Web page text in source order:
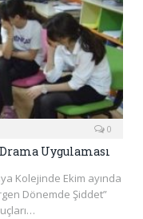
0
Uygulaması
Kolejinde Ekim ayında
Dönemde Şiddet”